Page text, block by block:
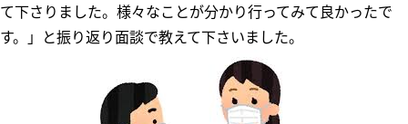
て下さりました。様々なことが分かり行ってみて良かったで
す。」と振り返り面談で教えて下さいました。